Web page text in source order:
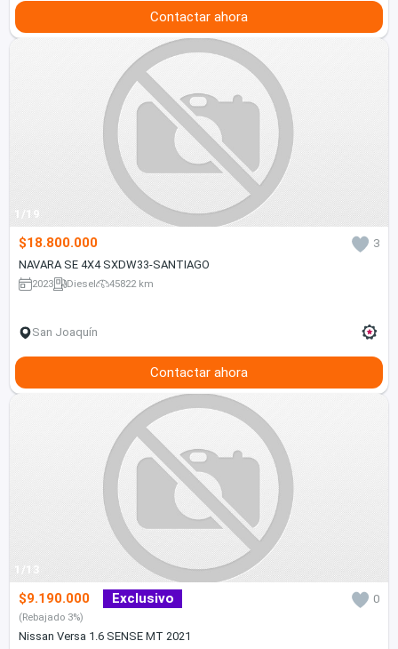
Contactar ahora
1/19
$18.800.000
3
NAVARA SE 4X4 SXDW33-SANTIAGO
2023 Diesel 45822 km
San Joaquín
Contactar ahora
1/13
$9.190.000 Exclusivo 0
(Rebajado 3%)
Nissan Versa 1.6 SENSE MT 2021